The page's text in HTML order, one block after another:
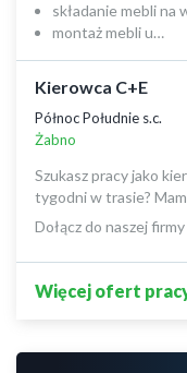
składanie mebli na
montaż mebli u…
Kierowca C+E
Północ Południe s.c.
Żabno
Szukasz pracy jako
tygodni w trasie?
Dołącz do naszej
Więcej ofert